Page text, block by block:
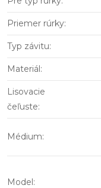
Priemer rúrky:
Typ závitu:
Materiál:
Lisovacie
čeľuste:
Médium:
Model: